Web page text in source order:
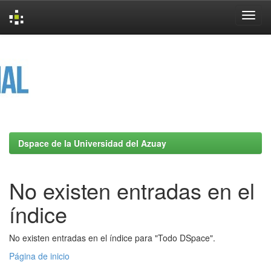
Dspace de la Universidad del Azuay
No existen entradas en el
índice
No existen entradas en el índice para "Todo DSpace".
Página de inicio